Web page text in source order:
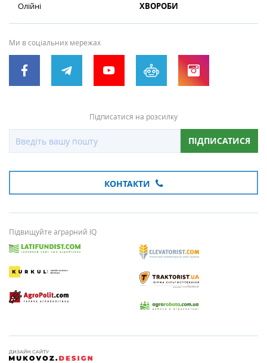
Олійні
ХВОРОБИ
Ми в соціальних мережах
Підписатися на розсилку
ПІДПИСАТИСЯ
КОНТАКТИ
Підвищуйте аграрний IQ